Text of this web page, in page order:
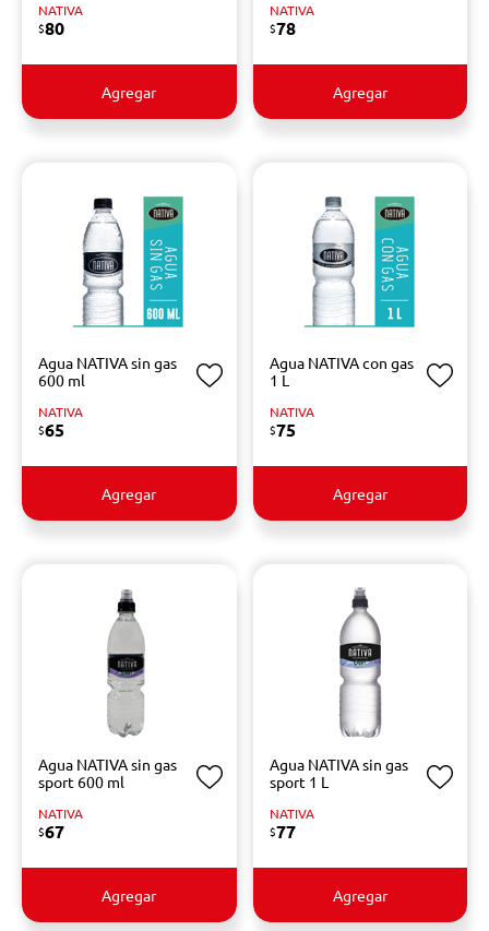
NATIVA
$80
Agregar
NATIVA
$78
Agregar
Agua NATIVA sin gas
600 ml
NATIVA
$65
Agregar
Agua NATIVA con gas
1 L
NATIVA
$75
Agregar
Agua NATIVA sin gas
sport 600 ml
NATIVA
$67
Agregar
Agua NATIVA sin gas
sport 1 L
NATIVA
$77
Agregar